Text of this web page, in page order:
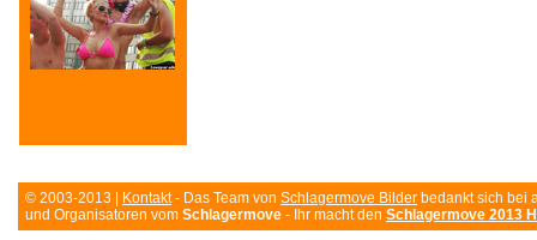
© 2003-2013 | Kontakt- Das Team von Schlagermove Bilder bedankt sich bei
und Organisatoren vom Schlagermove - Ihr macht den Schlagermove 2013